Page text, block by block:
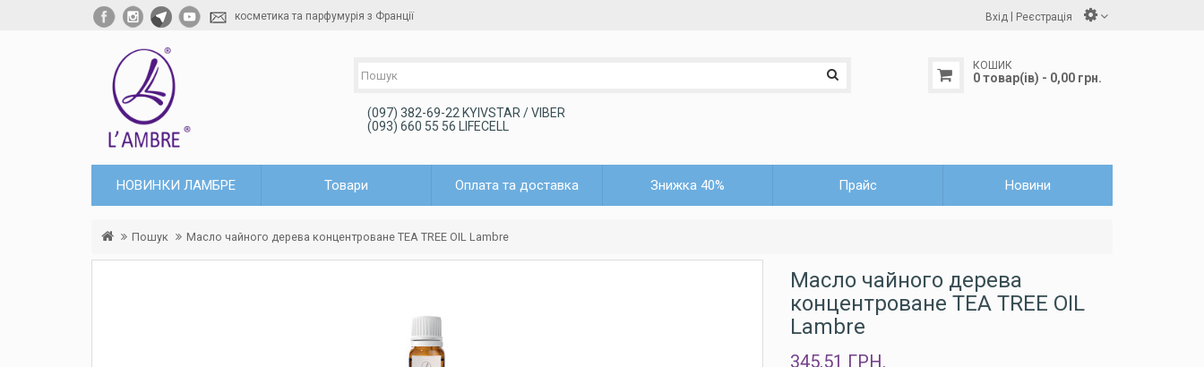
косметика та парфумурія з Франції Вхід | Реєстрація
(097) 382-69-22 KYIVSTAR / VIBER
(093) 660 55 56 LIFECELL
КОШИК
0 товар(ів) - 0,00 грн.
НОВИНКИ ЛАМБРЕ Товари Оплата та доставка Знижка 40% Прайс Новини
Пошук Масло чайного дерева концентроване TEA TREE OIL Lambre
Масло чайного дерева
концентроване TEA TREE OIL
Lambre
345,51 ГРН.